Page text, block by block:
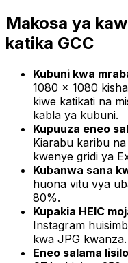
Makosa ya
katika GCC
Kubuni kwa
1080 × 1080
kiwe katikati na
kabla ya kubuni.
Kupuuza eneo
Kiarabu karibu
kwenye gridi ya
Kubanwa sana
huona vitu vya
80%.
Kupakia HEIC
Instagram
kwa JPG kwanza.
Eneo salama